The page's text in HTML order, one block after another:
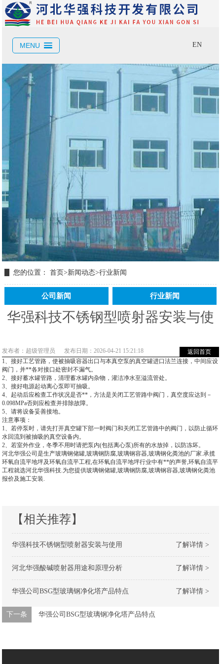
MENU EN
您的位置： 首页>新闻动态>行业新闻
公司新闻 行业新闻
华强科技不锈钢型喷射器安装与使
返回首页
发布者：超级管理员
发布日期：2026-04-21 15:21:18
1、接好工艺管路，使被抽吸容器出口与本真空泵的真空罐进口法兰连接，中间应设
阀门，并**各对接口处密封不漏气。
2、接好蓄水罐管路，清理蓄水罐内杂物，灌洁净水至溢流管处。
3、接好电源起动离心泵即可抽吸。
4、起动后应检查工作状况是否**，方法是关闭工艺管路中阀门，真空度应达到－
0.098MPa否则应检查并排除故障。
5、请将设备妥善接地。
注意事项：
1、若停泵时，请先打开真空罐下部一时阀门和关闭工艺管路中的阀门，以防止循环
水回流到被抽吸的真空设备内。
2、若室外作业，冬季不用时请把泵内(包括离心泵)所有的水放掉，以防冻坏。
河北华强公司是生产玻璃钢储罐 ,玻璃钢防腐,玻璃钢容器,玻璃钢化粪池的厂家.承揽
环氧自流平地坪及环氧自流平工程,在环氧自流平地坪行业中有**的声誉,环氧自流平
工程就选河北华强科技.为您提供玻璃钢储罐,玻璃钢防腐,玻璃钢容器,玻璃钢化粪池
报价及施工安装.
【相关推荐】
了解详情 >
华强科技不锈钢型喷射器安装与使用
了解详情 >
河北华强酸碱喷射器用途和原理分析
了解详情 >
华强公司BSG型玻璃钢净化塔产品特点
下一条 华强公司BSG型玻璃钢净化塔产品特点